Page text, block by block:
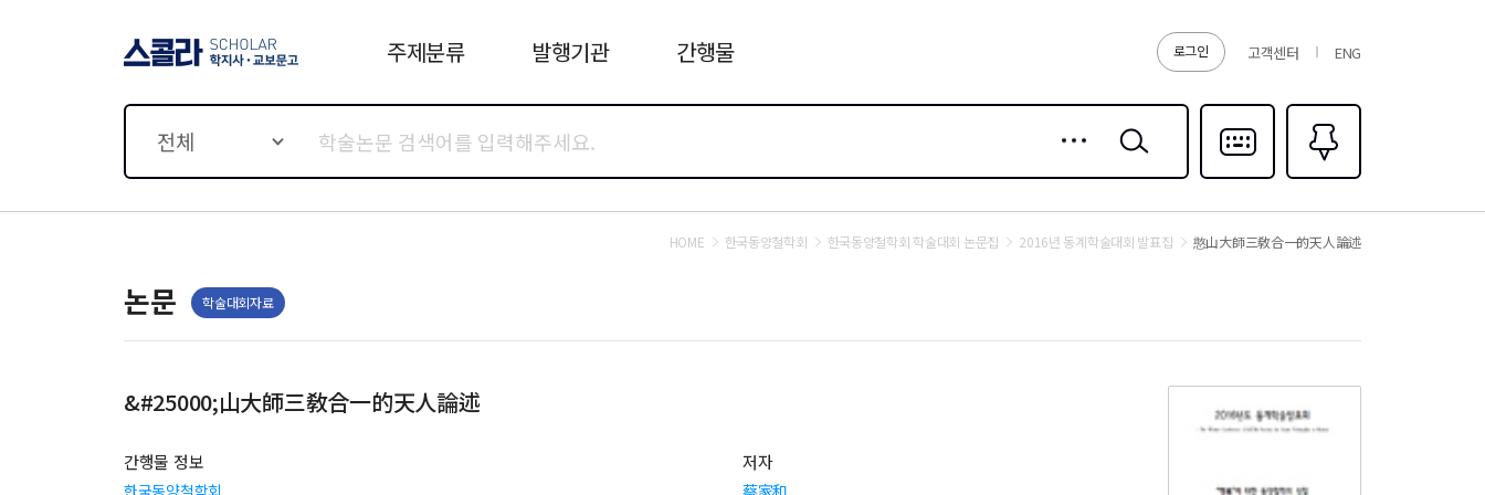
로그인 고객센터 ENG
주제분류 발행기관 간행물
전체
검색
다국어입력
즐겨찾기0
HOME 한국동양철학회 한국동양철학회 학술대회 논문집 2016년 동계학술대회 발표집 憨山大師三敎合一的天人論述
논문 학술대회자료
&#25000;山大師三敎合一的天人論述
간행물 정보 저자